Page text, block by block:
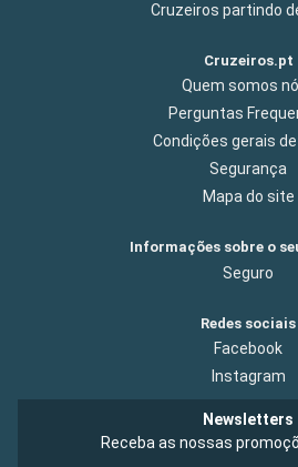
Cruzeiros partindo
Cruzeiros.pt
Quem somos
Perguntas
Condições gerais
Segurança
Mapa do site
Informações sobre o
Seguro
Redes sociais
Facebook
Instagram
Newsletters
Receba as nossas